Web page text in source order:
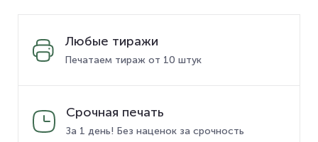
Любые тиражи
Печатаем тираж от 10 штук
Срочная печать
За 1 день! Без наценок за срочность